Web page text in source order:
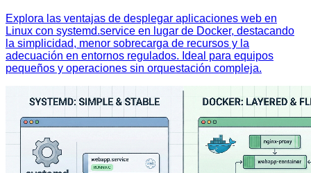
Explora las ventajas de desplegar aplicaciones web en
Linux con systemd.service en lugar de Docker, destacando
la simplicidad, menor sobrecarga de recursos y la
adecuación en entornos regulados. Ideal para equipos
pequeños y operaciones sin orquestación compleja.